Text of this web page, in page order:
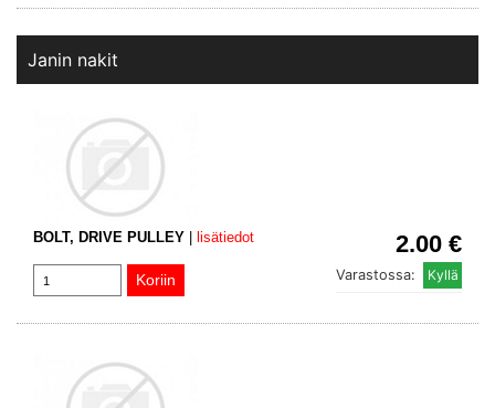
Janin nakit
2.00 €
BOLT, DRIVE PULLEY lisätiedot
Varastossa: